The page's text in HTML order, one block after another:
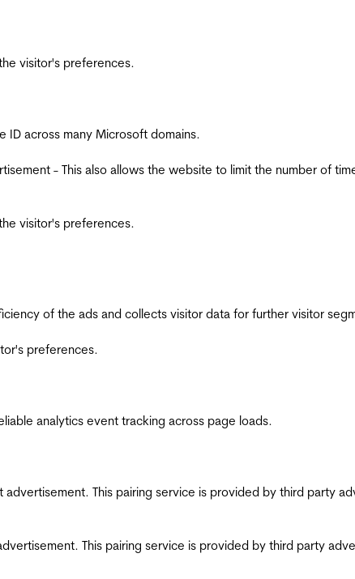
visitor's preferences.
ID across many Microsoft domains.
- This also allows the website to limit the number of
visitor's preferences.
of the ads and collects visitor data for further visitor
preferences.
analytics event tracking across page loads.
This pairing service is provided by third party
This pairing service is provided by third party